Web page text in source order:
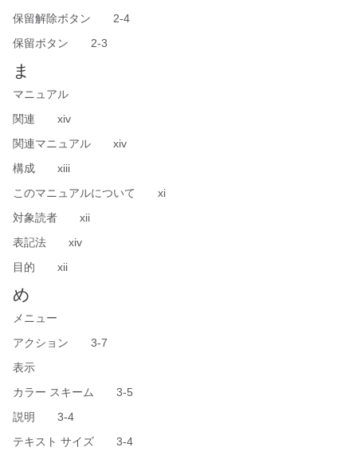
保留解除ボタン 2-4
保留ボタン 2-3
ま
マニュアル
関連 xiv
関連マニュアル xiv
構成 xiii
このマニュアルについて xi
対象読者 xii
表記法 xiv
目的 xii
め
メニュー
アクション 3-7
表示
カラー スキーム 3-5
説明 3-4
テキスト サイズ 3-4